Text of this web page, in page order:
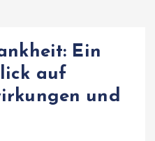
Ein
auf
und